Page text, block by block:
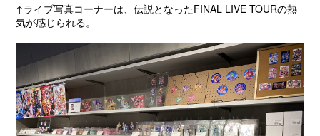
↑ライブ写真コーナーは、伝説となったFINAL LIVE TOURの熱
気が感じられる。